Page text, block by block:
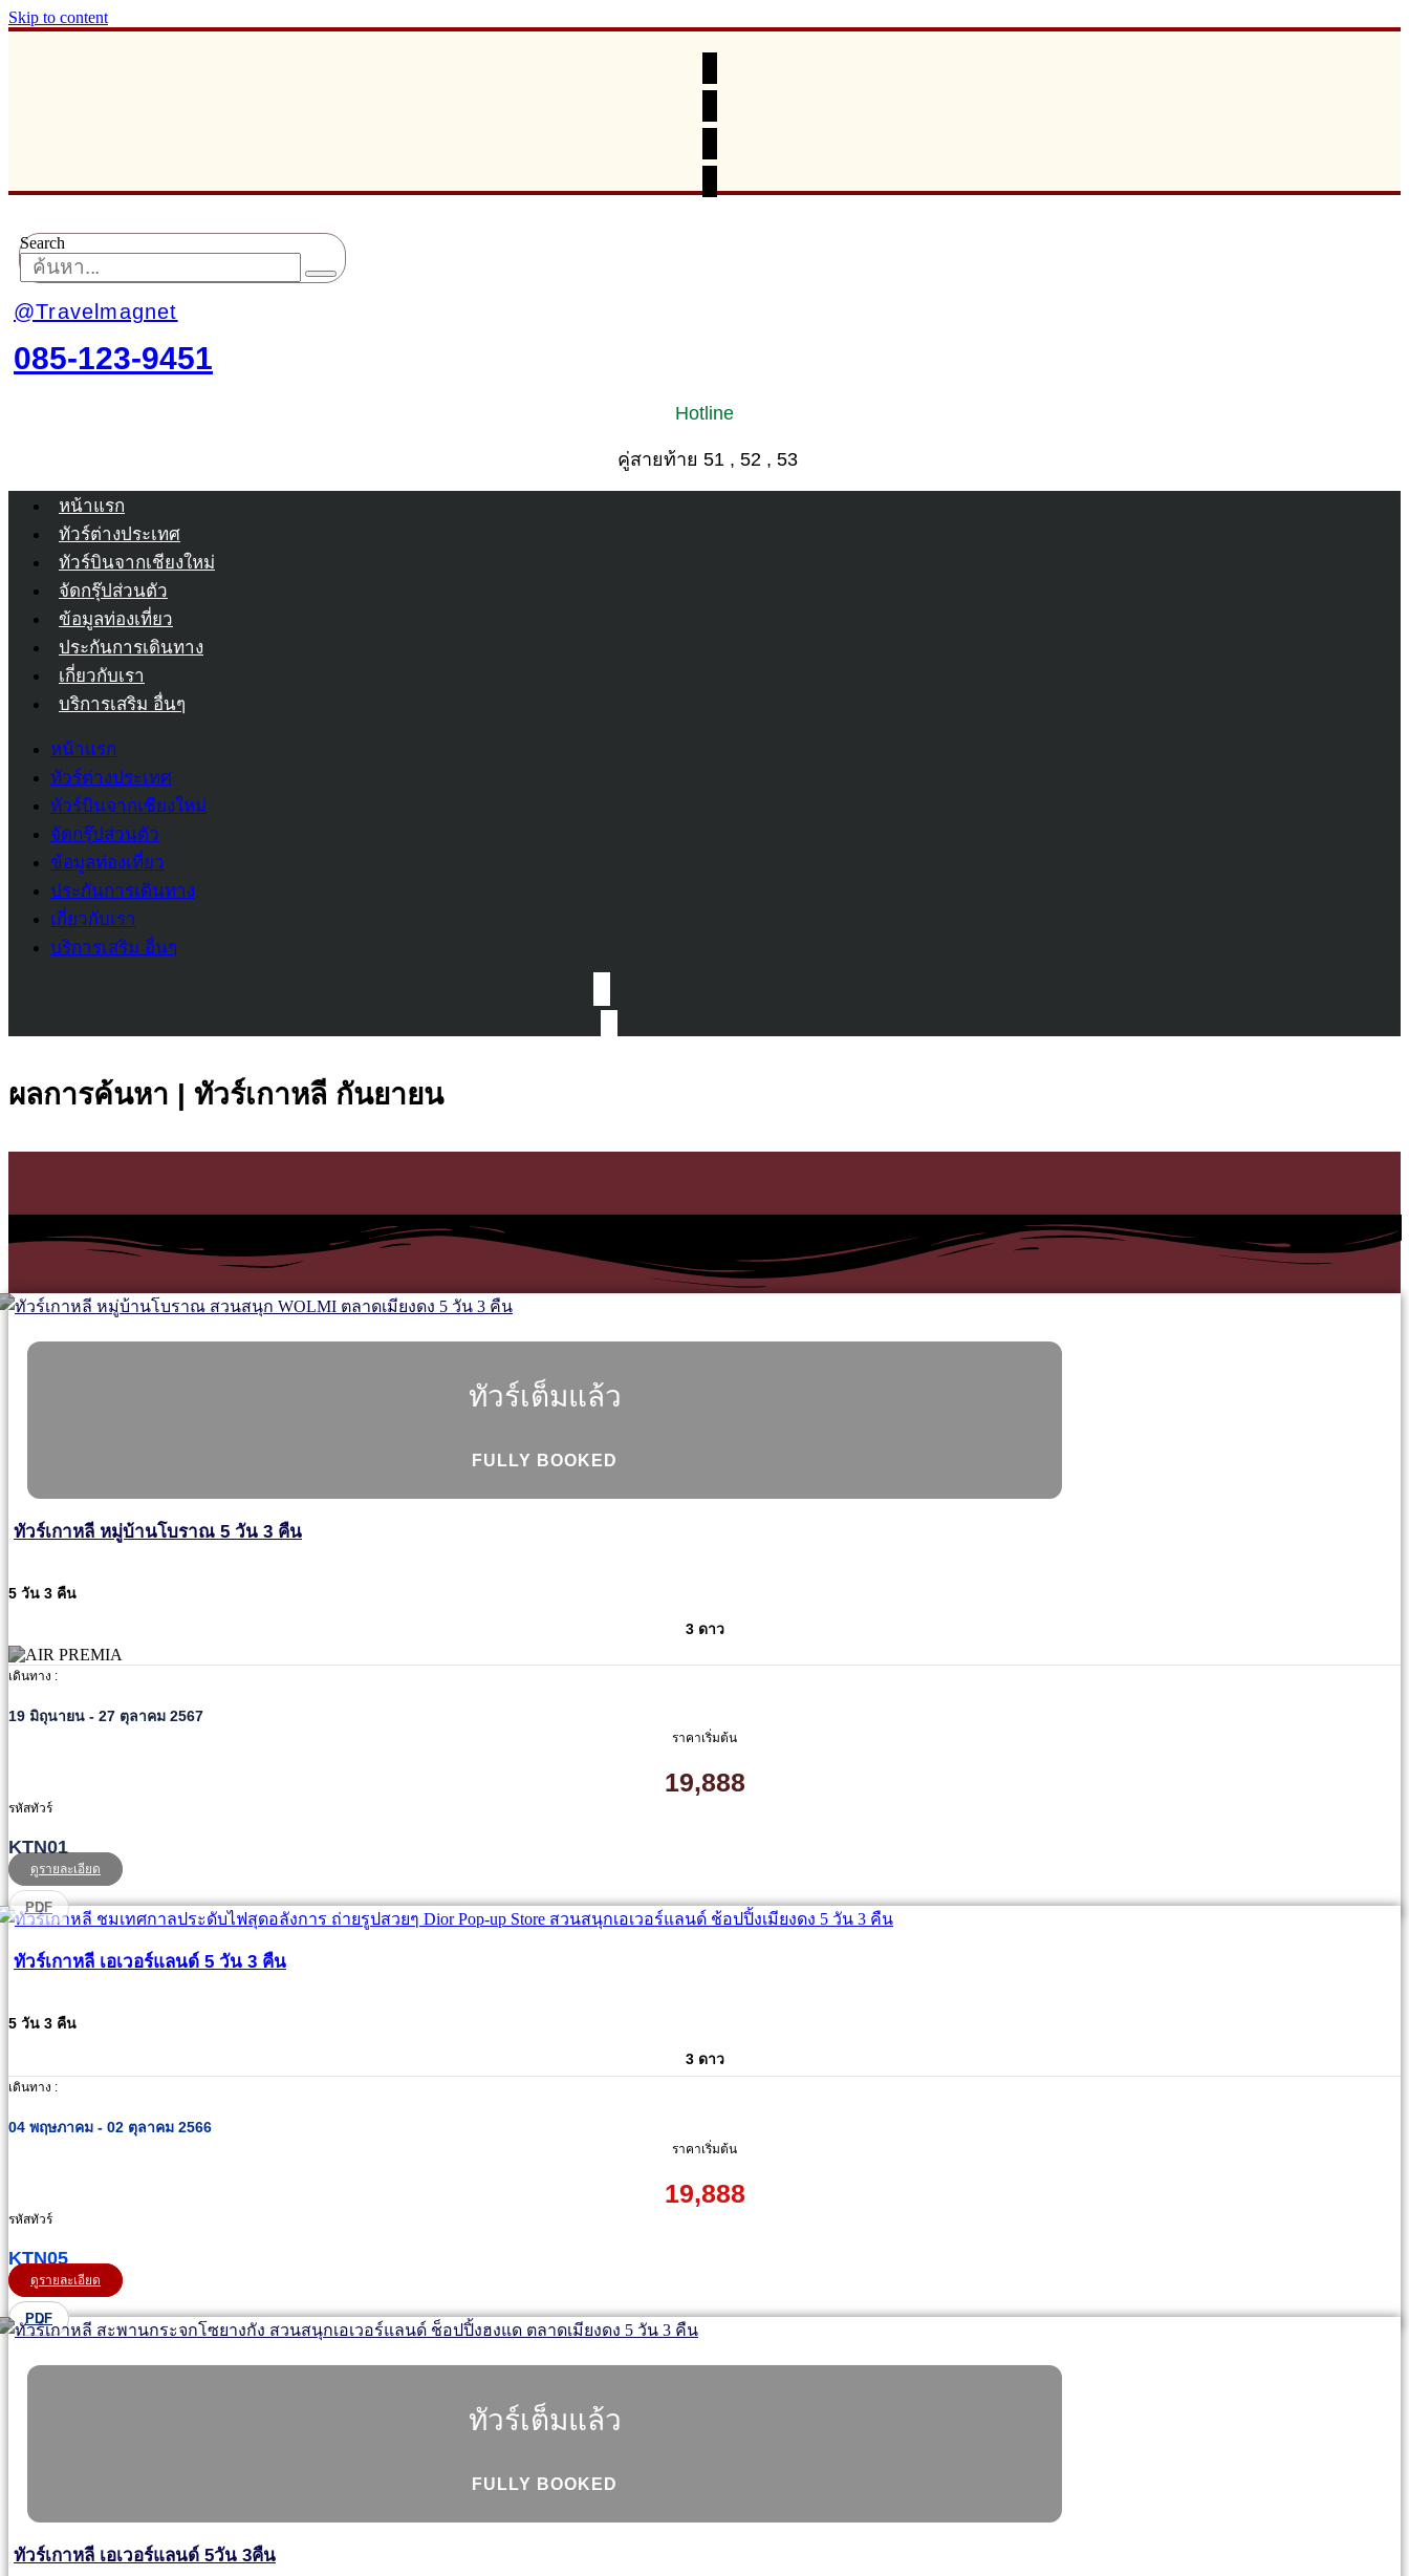
Skip to content
Search
@Travelmagnet
085-123-9451
Hotline
คู่สายท้าย 51 , 52 , 53
หน้าแรก
ทัวร์ต่างประเทศ
ทัวร์บินจากเชียงใหม่
จัดกรุ๊ปส่วนตัว
ข้อมูลท่องเที่ยว
ประกันการเดินทาง
เกี่ยวกับเรา
บริการเสริม อื่นๆ
หน้าแรก
ทัวร์ต่างประเทศ
ทัวร์บินจากเชียงใหม่
จัดกรุ๊ปส่วนตัว
ข้อมูลท่องเที่ยว
ประกันการเดินทาง
เกี่ยวกับเรา
บริการเสริม อื่นๆ
ผลการค้นหา | ทัวร์เกาหลี กันยายน
ทัวร์เต็มแล้ว
FULLY BOOKED
ทัวร์เกาหลี หมู่บ้านโบราณ 5 วัน 3 คืน
5 วัน 3 คืน
3 ดาว
เดินทาง :
19 มิถุนายน - 27 ตุลาคม 2567
ราคาเริ่มต้น
19,888
รหัสทัวร์
KTN01
ดูรายละเอียด
PDF
ทัวร์เกาหลี เอเวอร์แลนด์ 5 วัน 3 คืน
5 วัน 3 คืน
3 ดาว
เดินทาง :
04 พฤษภาคม - 02 ตุลาคม 2566
ราคาเริ่มต้น
19,888
รหัสทัวร์
KTN05
ดูรายละเอียด
PDF
ทัวร์เต็มแล้ว
FULLY BOOKED
ทัวร์เกาหลี เอเวอร์แลนด์ 5วัน 3คืน